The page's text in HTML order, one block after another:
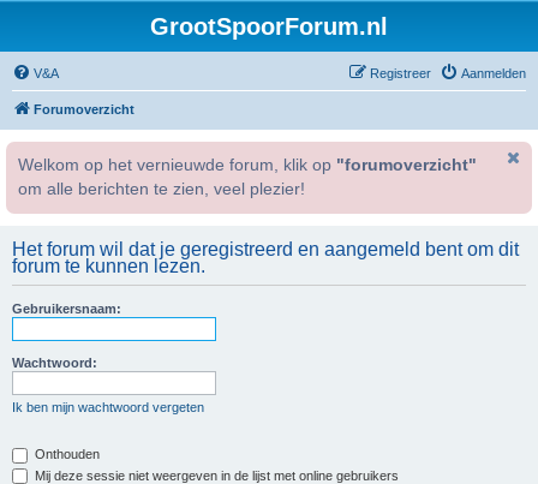
GrootSpoorForum.nl
V&A Aanmelden
Registreer
Forumoverzicht
Welkom op het vernieuwde forum, klik op "forumoverzicht"
om alle berichten te zien, veel plezier!
Het forum wil dat je geregistreerd en aangemeld bent om dit
forum te kunnen lezen.
Gebruikersnaam:
Wachtwoord:
Ik ben mijn wachtwoord vergeten
Onthouden
Mij deze sessie niet weergeven in de lijst met online gebruikers